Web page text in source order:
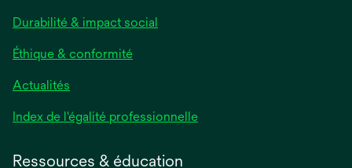
Durabilité & impact social
Éthique & conformité
Actualités
Index de l'égalité professionnelles’ouvre
Ressources & éducation